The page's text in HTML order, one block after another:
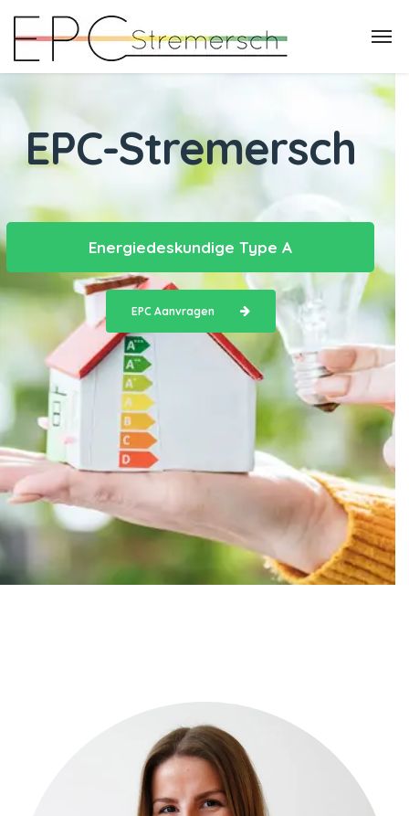
EPC-Stremersch
Energiedeskundige Type A
EPC Aanvragen